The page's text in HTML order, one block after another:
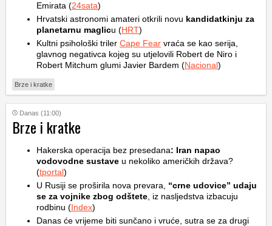
Emirata (24sata)
Hrvatski astronomi amateri otkrili novu kandidatkinju za
planetarnu maglicu (HRT)
Kultni psihološki triler Cape Fear vraća se kao serija,
glavnog negativca kojeg su utjelovili Robert de Niro i
Robert Mitchum glumi Javier Bardem (Nacional)
Brze i kratke
Danas (11:00)
Brze i kratke
Hakerska operacija bez presedana: Iran napao
vodovodne sustave u nekoliko američkih država?
(tportal)
U Rusiji se proširila nova prevara, “crne udovice” udaju
se za vojnike zbog odštete , iz nasljedstva izbacuju
rodbinu (Index)
Danas će vrijeme biti sunčano i vruće, sutra se za drugi